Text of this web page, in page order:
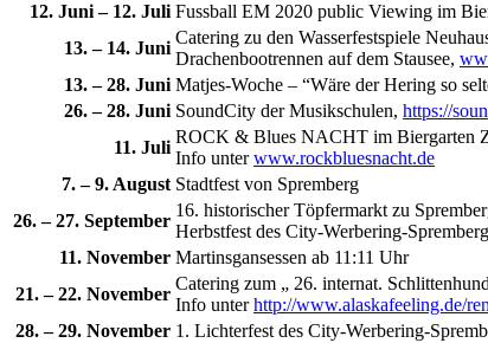
12. Juni – 12. Juli Fussball EM 2020 public Viewing im
13. – 14. Juni
Catering zu den Wasserfestspiele
Drachenbootrennen auf dem Stausee,
13. – 28. Juni Matjes-Woche – “Wäre der Hering so
26. – 28. Juni SoundCity der Musikschulen, https://
11. Juli
ROCK & Blues NACHT im Biergarten
Info unterwww.rockbluesnacht.de
7. – 9. August Stadtfest von Spremberg
26. – 27. September
16. historischer Töpfermarkt zu
Herbstfest des City-Werbering-
11. November Martinsgansessen ab 11:11 Uhr
21. – 22. November
Catering zum „ 26. internat.
Info unterhttp://www.alaskafeeling.de/
28. – 29. November 1. Lichterfest des City-Werbering-